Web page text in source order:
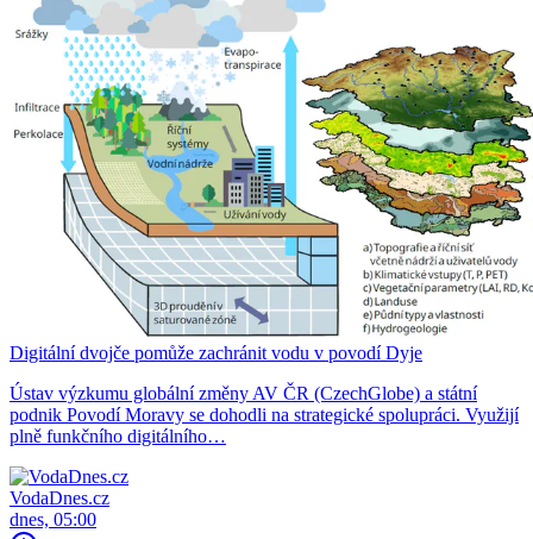
Digitální dvojče pomůže zachránit vodu v povodí Dyje
Ústav výzkumu globální změny AV ČR (CzechGlobe) a státní
podnik Povodí Moravy se dohodli na strategické spolupráci. Využijí
plně funkčního digitálního…
VodaDnes.cz
dnes, 05:00